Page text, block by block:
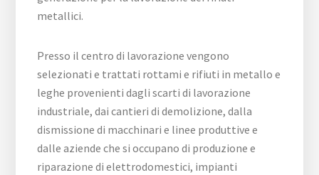
metallici.
Presso il centro di lavorazione vengono
selezionati e trattati rottami e rifiuti in metallo e
leghe provenienti dagli scarti di lavorazione
industriale, dai cantieri di demolizione, dalla
dismissione di macchinari e linee produttive e
dalle aziende che si occupano di produzione e
riparazione di elettrodomestici, impianti